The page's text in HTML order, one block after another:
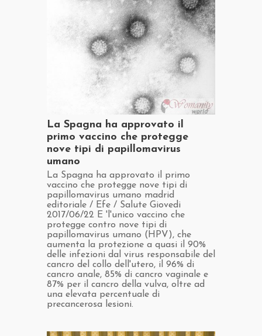
​La Spagna ha approvato il
primo vaccino che protegge
nove tipi di papillomavirus
umano
​La Spagna ha approvato il primo
vaccino che protegge nove tipi di
papillomavirus umano madrid
editoriale / Efe / Salute Giovedi
2017/06/22 E 'l'unico vaccino che
protegge contro nove tipi di
papillomavirus umano (HPV), che
aumenta la protezione a quasi il 90%
delle infezioni dal virus responsabile del
cancro del collo dell'utero, il 96% di
cancro anale, 85% di cancro vaginale e
87% per il cancro della vulva, oltre ad
una elevata percentuale di
precancerosa lesioni.